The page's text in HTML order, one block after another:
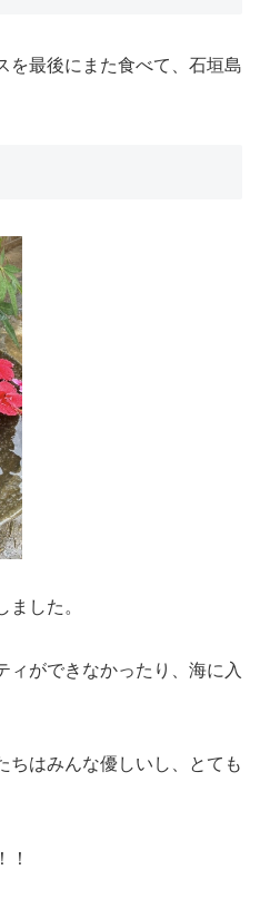
を最後にまた食べて、石垣島
した。
ィができなかったり、海に入
ちはみんな優しいし、とても
！